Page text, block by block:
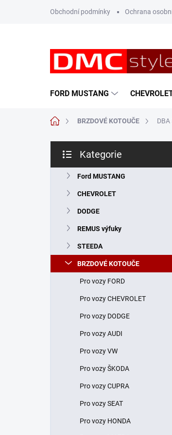
Obchodní podmínky Ochrana
FORD MUSTANG
Domů BRZDOVÉ KOTOUČE
s
a
e
kategorie
Kategorie
Ford MUSTANG
CHEVROLET
DODGE
REMUS výfuky
STEEDA
BRZDOVÉ KOTOUČE
Pro vozy FORD
Pro vozy CHEVROLET
Pro vozy DODGE
Pro vozy AUDI
Pro vozy VW
Pro vozy ŠKODA
Pro vozy CUPRA
Pro vozy SEAT
Pro vozy HONDA